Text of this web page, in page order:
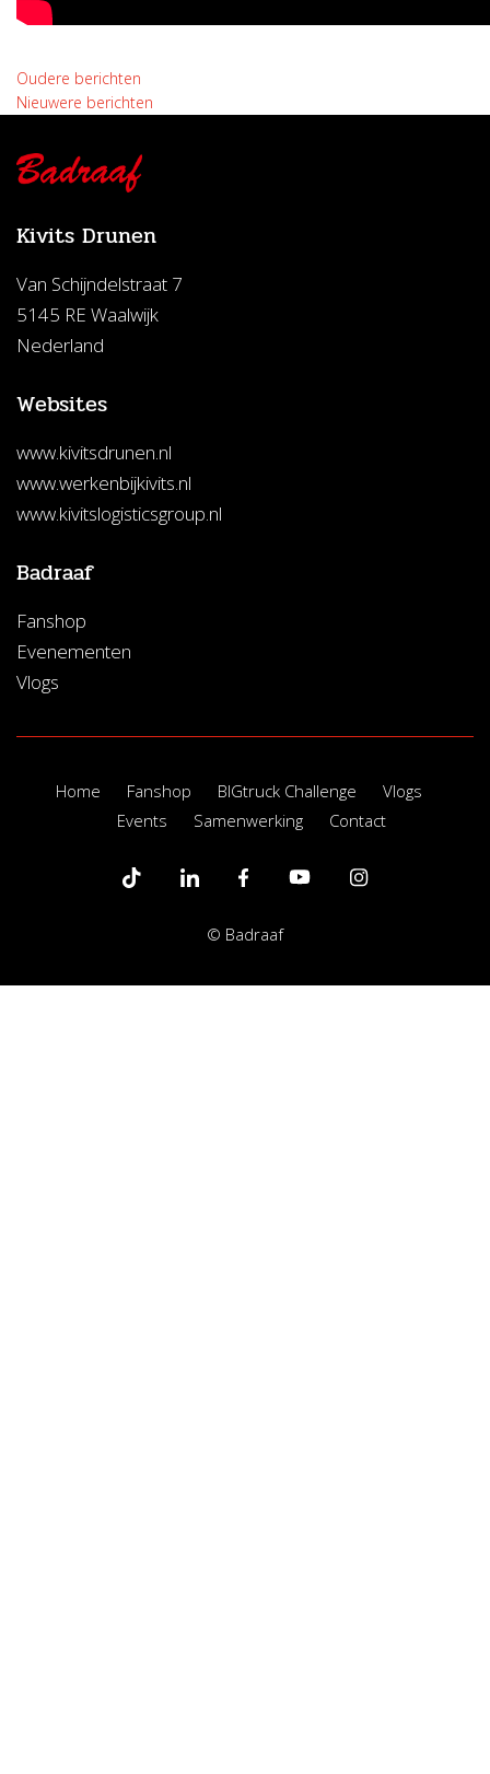
Berichtennavigatie
Oudere berichten
Nieuwere berichten
Kivits Drunen
Van Schijndelstraat 7
5145 RE Waalwijk
Nederland
Websites
www.kivitsdrunen.nl
www.werkenbijkivits.nl
www.kivitslogisticsgroup.nl
Badraaf
Fanshop
Evenementen
Vlogs
© Badraaf
Home Fanshop BIGtruck Challenge
Vlogs
Events
Samenwerking Contact